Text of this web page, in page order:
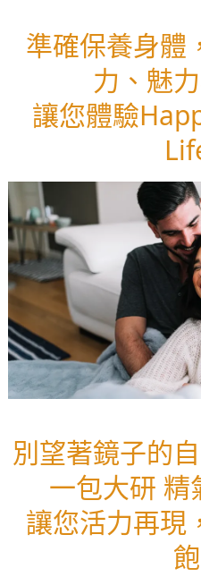
準確保養身體
力、魅
讓您體驗
別望著鏡子的
一包大研 精
讓您活力再現